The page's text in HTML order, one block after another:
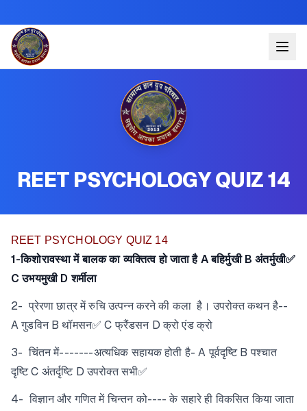
REET PSYCHOLOGY QUIZ 14
REET PSYCHOLOGY QUIZ 14
1-किशोरावस्था में बालक का व्यक्तित्व हो जाता है A बहिर्मुखी B अंतर्मुखी✅
C उभयमुखी D शर्मीला
2- प्रेरणा छात्र में रुचि उत्पन्न करने की कला है। उपरोक्त कथन है--
A गुडविन B थॉमसन✅ C फ्रैंडसन D क्रो एंड क्रो
3- चिंतन में-------अत्यधिक सहायक होती है- A पूर्वदृष्टि B पश्चात
दृष्टि C अंतर्दृष्टि D उपरोक्त सभी✅
4- विज्ञान और गणित में चिन्तन को---- के सहारे ही विकसित किया जाता